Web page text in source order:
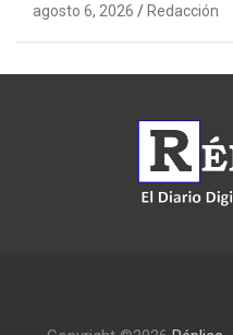
agosto 6, 2026 Redacción